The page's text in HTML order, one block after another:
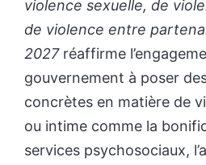
violence sexuelle, de
de violence entre
2027réaffirme
gouvernement à poser
concrètes en matière de
ou intime comme la
services psychosociaux,